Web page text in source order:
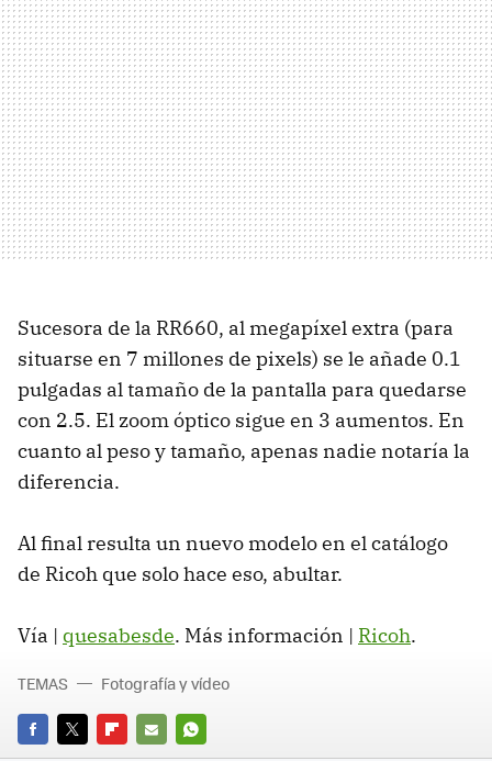
Sucesora de la RR660, al megapíxel extra (para
situarse en 7 millones de pixels) se le añade 0.1
pulgadas al tamaño de la pantalla para quedarse
con 2.5. El zoom óptico sigue en 3 aumentos. En
cuanto al peso y tamaño, apenas nadie notaría la
diferencia.
Al final resulta un nuevo modelo en el catálogo
de Ricoh que solo hace eso, abultar.
Vía | quesabesde. Más información | Ricoh.
TEMAS Fotografía y vídeo